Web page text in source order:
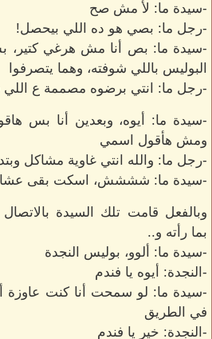
-سيدة ما: لأ مش صح
-رجل ما: بصي هو ده اللي بيحصل!
-سيدة ما: بص أنا مش هرغي كتير،
البوليس باللي شوفته، وهما يتصرفوا
-رجل ما: انتي برضوه مصممة ع
-سيدة ما: أيوه، وبعدين أنا بس
ومش هأقول اسمي
-رجل ما: والله انتي غاوية مشاكل
-سيدة ما: شششش، اسكت بقى
وبالفعل قامت تلك السيدة بالاتصال
بما رأته و..
-سيدة ما: ألوو، بوليس النجدة
-النجدة: أيوه يا فندم
-سيدة ما: لو سمحت أنا كنت عاوزة
في الطريق
-النجدة: خير يا فندم